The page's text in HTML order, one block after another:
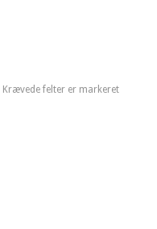
Krævede felter er markeret